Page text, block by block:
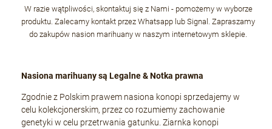
W razie wątpliwości, skontaktuj się z Nami - pomożemy w wyborze
produktu. Zalecamy kontakt przez Whatsapp lub Signal. Zapraszamy
do zakupów nasion marihuany w naszym internetowym sklepie.
Nasiona marihuany są Legalne & Notka prawna
Zgodnie z Polskim prawem nasiona konopi sprzedajemy w
celu kolekcjonerskim, przez co rozumiemy zachowanie
genetyki w celu przetrwania gatunku. Ziarnka konopi